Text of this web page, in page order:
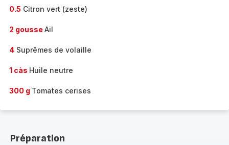
0.5 Citron vert (zeste)
2 gousse Ail
4 Suprêmes de volaille
1 càs Huile neutre
300 g Tomates cerises
Préparation